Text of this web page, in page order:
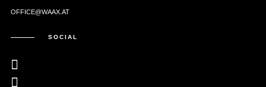
OFFICE@WAAX.AT
SOCIAL